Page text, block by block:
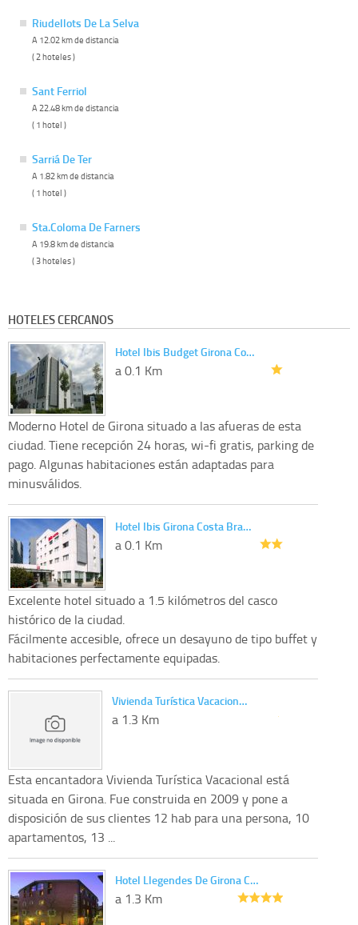
Riudellots De La Selva
A 12.02 km de distancia
( 2 hoteles )
Sant Ferriol
A 22.48 km de distancia
( 1 hotel )
Sarriá De Ter
A 1.82 km de distancia
( 1 hotel )
Sta.Coloma De Farners
A 19.8 km de distancia
( 3 hoteles )
HOTELES CERCANOS
Hotel Ibis Budget Girona Co…
a 0.1 Km
Moderno Hotel de Girona situado a las afueras de esta
ciudad. Tiene recepción 24 horas, wi-fi gratis, parking de
pago. Algunas habitaciones están adaptadas para
minusválidos.
Hotel Ibis Girona Costa Bra…
a 0.1 Km
Excelente hotel situado a 1.5 kilómetros del casco
histórico de la ciudad.
Fácilmente accesible, ofrece un desayuno de tipo buffet y
habitaciones perfectamente equipadas.
Vivienda Turística Vacacion…
a 1.3 Km
Esta encantadora Vivienda Turística Vacacional está
situada en Girona. Fue construida en 2009 y pone a
disposición de sus clientes 12 hab para una persona, 10
apartamentos, 13 ...
Hotel Llegendes De Girona C…
a 1.3 Km